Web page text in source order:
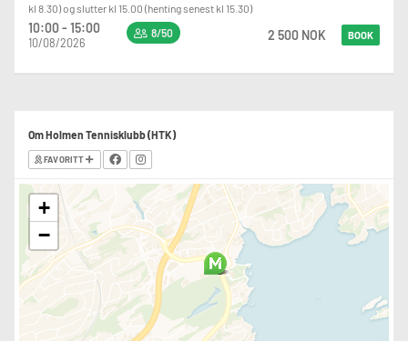
kl 8.30) og slutter kl 15.00 (henting senest kl 15.30)
10:00 - 15:00
10/08/2026
8/50 2 500 NOK BOOK
Om Holmen Tennisklubb (HTK)
FAVORITT
+
−